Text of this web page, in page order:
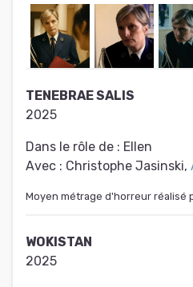
TENEBRAE SALIS
2025
Dans le rôle de : Ellen
Avec : Christophe Jasinski,
Moyen métrage d'horreur réalisé
WOKISTAN
2025